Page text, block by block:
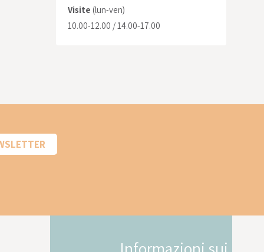
Visite (lun-ven)
10.00-12.00 / 14.00-17.00